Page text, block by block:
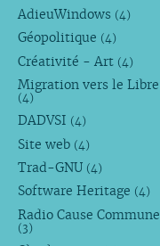
AdieuWindows (4)
Géopolitique (4)
Créativité - Art (4)
Migration vers le Libre
(4)
DADVSI (4)
Site web (4)
Trad-GNU (4)
Software Heritage (4)
Radio Cause Commune
(3)